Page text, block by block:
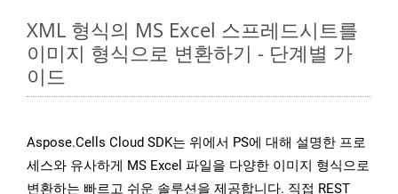
XML 형식의 MS Excel 스프레드시트를
이미지 형식으로 변환하기 - 단계별 가
이드
Aspose.Cells Cloud SDK는 위에서 PS에 대해 설명한 프로
세스와 유사하게 MS Excel 파일을 다양한 이미지 형식으로
변환하는 빠르고 쉬운 솔루션을 제공합니다. 직접 REST